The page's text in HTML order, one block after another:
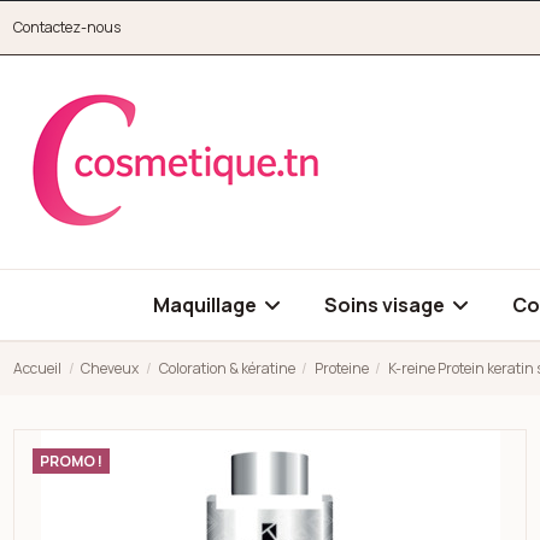
Contactez-nous
Maquillage Soins visage
Accueil Cheveux Coloration & kératine Proteine K-reine Protein
PROMO !
Open high resolution image of K-reine Protein keratin